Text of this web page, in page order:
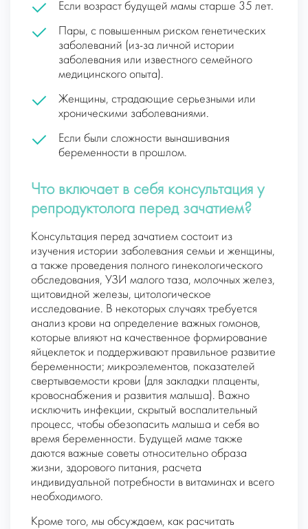
Если возраст будущей мамы старше 35 лет.
Пары, с повышенным риском генетических
заболеваний (из-за личной истории
заболевания или известного семейного
медицинского опыта).
Женщины, страдающие серьезными или
хроническими заболеваниями.
Если были сложности вынашивания
беременности в прошлом.
Что включает в себя консультация у
репродуктолога перед зачатием?
Консультация перед зачатием состоит из
изучения истории заболевания семьи и женщины,
а также проведения полного гинекологического
обследования, УЗИ малого таза, молочных желез,
щитовидной железы, цитологическое
исследование. В некоторых случаях требуется
анализ крови на определение важных гомонов,
которые влияют на качественное формирование
яйцеклеток и поддерживают правильное развитие
беременности; микроэлементов, показателей
свертываемости крови (для закладки плаценты,
кровоснабжения и развития малыша). Важно
исключить инфекции, скрытый воспалительный
процесс, чтобы обезопасить малыша и себя во
время беременности. Будущей маме также
даются важные советы относительно образа
жизни, здорового питания, расчета
индивидуальной потребности в витаминах и всего
необходимого.
Кроме того, мы обсуждаем, как расчитать